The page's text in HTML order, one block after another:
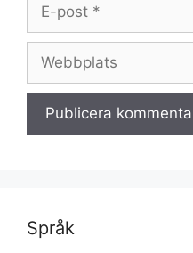
post
Språk